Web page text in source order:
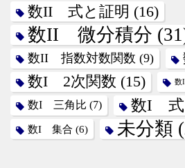
数II 式と証明 (16)
数II 微分積分
数II 指数対数関数 (9)
数I 2次関数 (15) 数
数I 三角比 (7) 数I 式
数I 集合 (6) 未分類